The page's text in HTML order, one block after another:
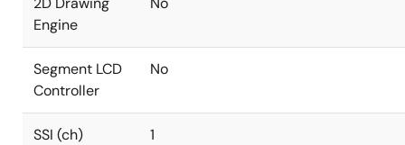
Engine
Segment LCD
Controller
No
SSI (ch) 1